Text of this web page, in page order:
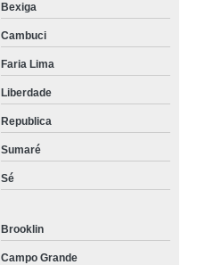
Bexiga
Cambuci
Faria Lima
Liberdade
Republica
Sumaré
Sé
Brooklin
Campo Grande